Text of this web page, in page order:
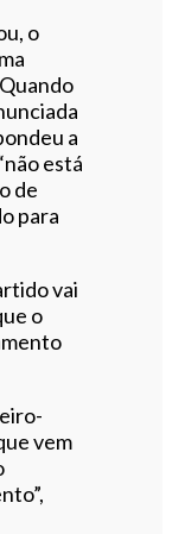
o
a
está
de
para
vai
o
vem